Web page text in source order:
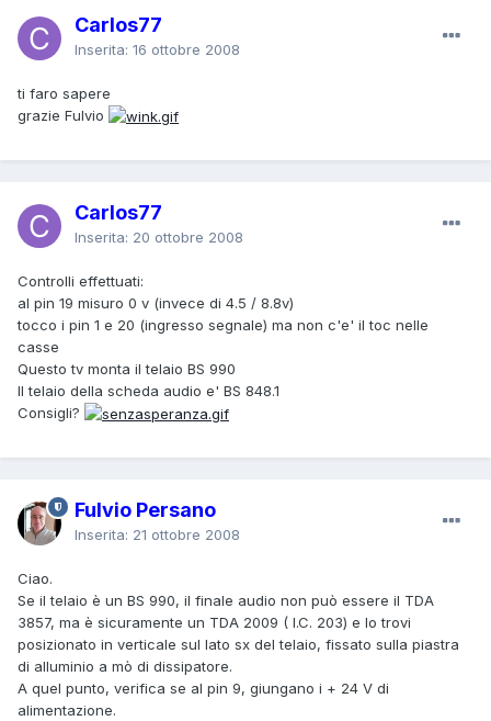
Carlos77
Inserita: 16 ottobre 2008
ti faro sapere
grazie Fulvio
Carlos77
Inserita: 20 ottobre 2008
Controlli effettuati:
al pin 19 misuro 0 v (invece di 4.5 / 8.8v)
tocco i pin 1 e 20 (ingresso segnale) ma non c'e' il toc nelle
casse
Questo tv monta il telaio BS 990
Il telaio della scheda audio e' BS 848.1
Consigli?
Fulvio Persano
Inserita: 21 ottobre 2008
Ciao.
Se il telaio è un BS 990, il finale audio non può essere il TDA
3857, ma è sicuramente un TDA 2009 ( I.C. 203) e lo trovi
posizionato in verticale sul lato sx del telaio, fissato sulla piastra
di alluminio a mò di dissipatore.
A quel punto, verifica se al pin 9, giungano i + 24 V di
alimentazione.